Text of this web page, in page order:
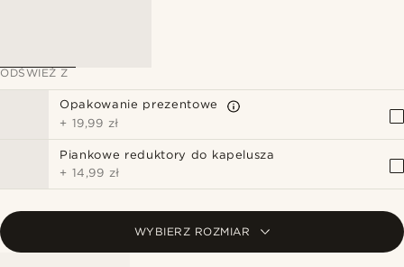
ODŚWIEŻ Z
Opakowanie prezentowe
+ 19,99 zł
Piankowe reduktory do kapelusza
+ 14,99 zł
WYBIERZ ROZMIAR